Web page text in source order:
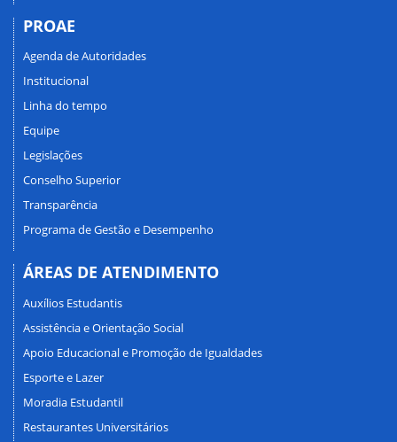
PROAE
Agenda de Autoridades
Institucional
Linha do tempo
Equipe
Legislações
Conselho Superior
Transparência
Programa de Gestão e Desempenho
ÁREAS DE ATENDIMENTO
Auxílios Estudantis
Assistência e Orientação Social
Apoio Educacional e Promoção de Igualdades
Esporte e Lazer
Moradia Estudantil
Restaurantes Universitários